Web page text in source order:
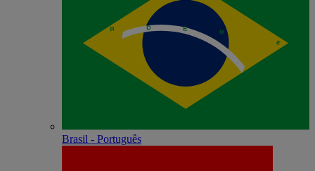
Brasil - Português